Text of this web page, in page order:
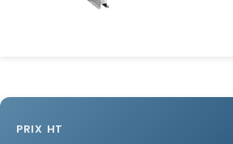
PRIX HT